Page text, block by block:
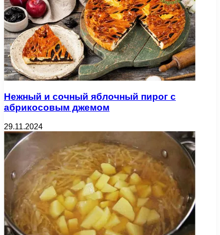
Нежный и сочный яблочный пирог с
абрикосовым джемом
29.11.2024